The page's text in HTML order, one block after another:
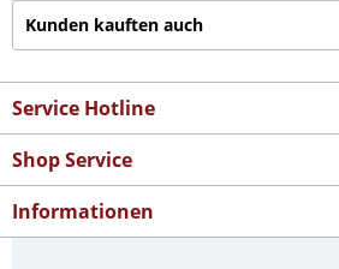
Kunden kauften auch
Service Hotline
Shop Service
Informationen